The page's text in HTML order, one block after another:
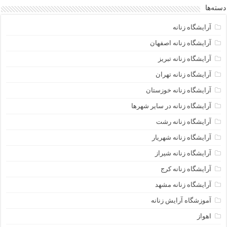
دسته‌ها
آرایشگاه زنانه
آرایشگاه زنانه اصفهان
آرایشگاه زنانه تبریز
آرایشگاه زنانه تهران
آرایشگاه زنانه خوزستان
آرایشگاه زنانه در سایر شهرها
آرایشگاه زنانه رشت
آرایشگاه زنانه شهریار
آرایشگاه زنانه شیراز
آرایشگاه زنانه کرج
آرایشگاه زنانه مشهد
آموزشگاه آرایش زنانه
اهواز